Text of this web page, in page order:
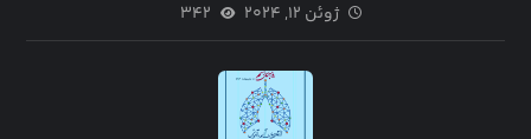
ژوئن ۱۲, ۲۰۲۴ ۳۴۲